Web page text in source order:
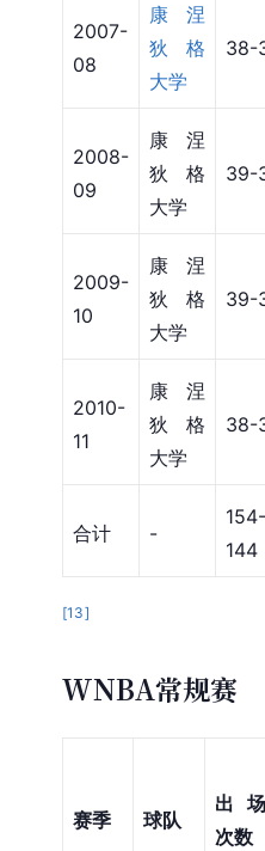
2007-
08
康涅
狄格
大学
38-
2008-
09
康涅
狄格
大学
39-
2009-
10
康涅
狄格
大学
39-
2010-
11
康涅
狄格
大学
38-
合计 -
154-
144
[13]
WNBA常规赛
赛季 球队
出场
次数